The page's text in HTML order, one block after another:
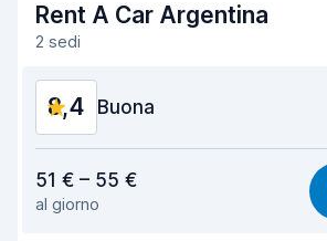
Rent A Car Argentina
2 sedi
8,4 Buona
Facile da trovare
51 € – 55 €
al giorno